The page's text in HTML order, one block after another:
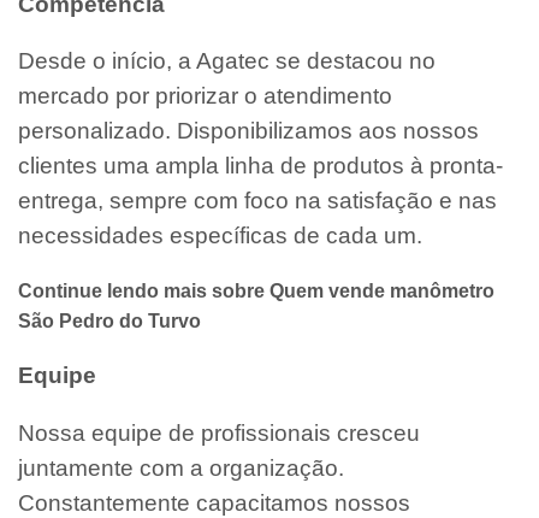
Desde o início, a Agatec se destacou no
mercado por priorizar o atendimento
personalizado. Disponibilizamos aos nossos
clientes uma ampla linha de produtos à pronta-
entrega, sempre com foco na satisfação e nas
necessidades específicas de cada um.
Continue lendo mais sobre Quem vende manômetro
São Pedro do Turvo
Equipe
Nossa equipe de profissionais cresceu
juntamente com a organização.
Constantemente capacitamos nossos